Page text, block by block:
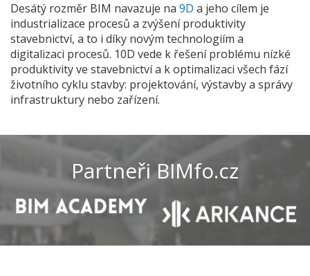
Desátý rozměr BIM navazuje na 9D a jeho cílem je
industrializace procesů a zvýšení produktivity
stavebnictví, a to i díky novým technologiím a
digitalizaci procesů. 10D vede k řešení problému nízké
produktivity ve stavebnictví a k optimalizaci všech fází
životního cyklu stavby: projektování, výstavby a správy
infrastruktury nebo zařízení.
Partneři BIMfo.cz